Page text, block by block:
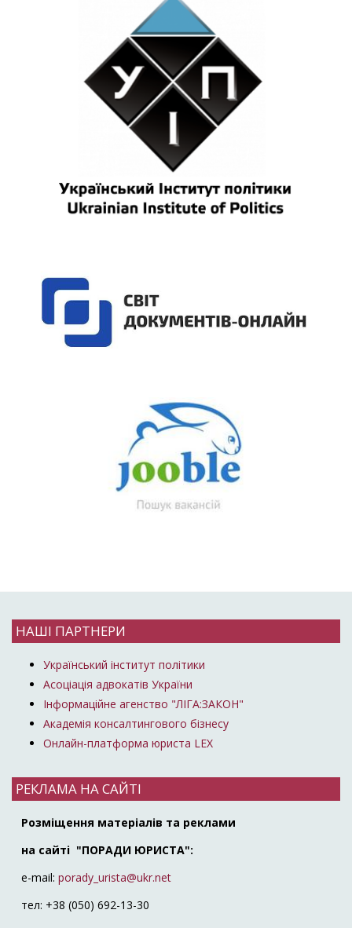
НАШІ ПАРТНЕРИ
Український інститут політики
Асоціація адвокатів України
Інформаційне агенство "ЛІГА:ЗАКОН"
Академія консалтингового бізнесу
Онлайн-платформа юриста LEX
РЕКЛАМА НА САЙТІ
Розміщення матеріалів та реклами
на сайті "ПОРАДИ ЮРИСТА":
e-mail: porady_urista@ukr.net
тел: +38 (050) 692-13-30